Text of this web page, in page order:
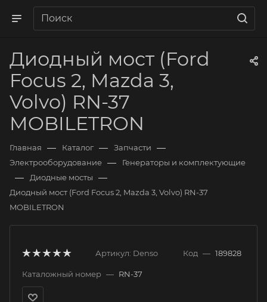
Диодный мост (Ford
Focus 2, Mazda 3,
Volvo) RN-37
MOBILETRON
Главная — Каталог — Запчасти —
Электрооборудование — Генераторы и комплектующие
— Диодные мосты —
Диодный мост (Ford Focus 2, Mazda 3, Volvo) RN-37
MOBILETRON
Артикул: Denso Код — 189828
Каталожный номер — RN-37